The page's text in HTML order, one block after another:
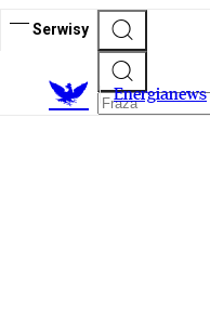
Serwisy
Energianews